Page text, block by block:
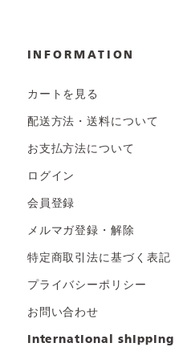
INFORMATION
カートを見る
配送方法・送料について
お支払方法について
ログイン
会員登録
メルマガ登録・解除
特定商取引法に基づく表記
プライバシーポリシー
お問い合わせ
international shipping